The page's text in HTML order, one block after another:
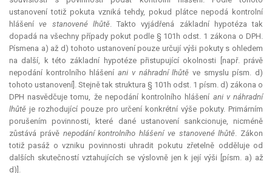
ustanovení totiž pokuta vzniká tehdy, pokud plátce nepodá kontrolní
hlášeníve stanovené lhůtě. Takto vyjádřená základní hypotéza tak
dopadá na všechny případy pokut podle § 101h odst. 1 zákona o DPH.
Písmena a) až d) tohoto ustanovení pouze určují výši pokuty s ohledem
na další, k této základní hypotéze přistupující okolnosti [např. právě
nepodání kontrolního hlášeníani v náhradní lhůtě ve smyslu písm. d)
tohoto ustanovení]. Stejně tak struktura § 101h odst. 1 písm. d) zákona o
DPH nasvědčuje tomu, že nepodání kontrolního hlášení ani v náhradní
lhůtě je rozhodující pouze pro určení konkrétní výše pokuty. Primárním
porušením povinnosti, které dané ustanovení sankcionuje, nicméně
zůstává právě nepodání kontrolního hlášení ve stanovené lhůtě. Zákon
totiž pasáž o vzniku povinnosti uhradit pokutu zřetelně odděluje od
dalších skutečností vztahujících se výslovně jen k její výši [písm. a) až
d)].